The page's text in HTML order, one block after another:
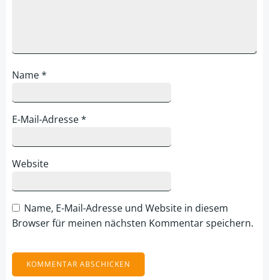
Name*
E-Mail-Adresse*
Website
Name, E-Mail-Adresse und Website in diesem
Browser für meinen nächsten Kommentar speichern.